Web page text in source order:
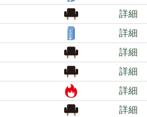
詳細
詳細
詳細
詳細
詳細
詳細